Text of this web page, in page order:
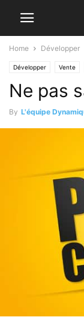
Home Développer
Développer Vente
Ne pas
By L'équipe